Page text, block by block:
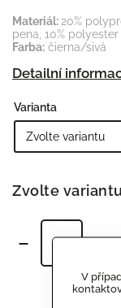
V
Materiál: 20%
pena, 10% polyester
Farba: čierna/sivá
Detailní
Varianta
Zvolte variantu